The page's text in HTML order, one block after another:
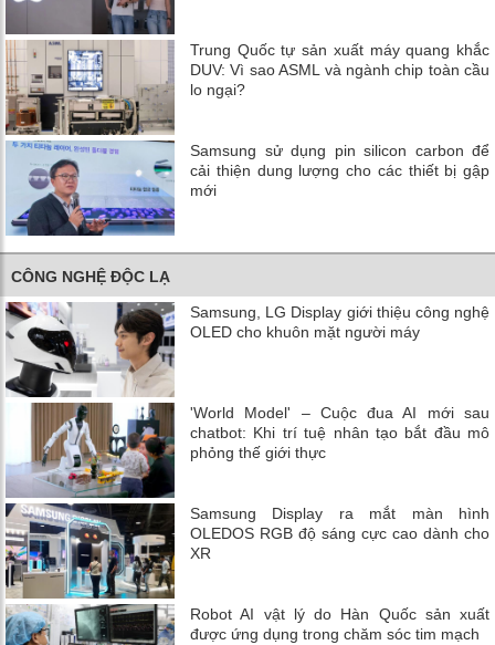
Trung Quốc tự sản xuất máy quang khắc
DUV: Vì sao ASML và ngành chip toàn cầu
lo ngại?
Samsung sử dụng pin silicon carbon để
cải thiện dung lượng cho các thiết bị gập
mới
CÔNG NGHỆ ĐỘC LẠ
Samsung, LG Display giới thiệu công nghệ
OLED cho khuôn mặt người máy
'World Model' – Cuộc đua AI mới sau
chatbot: Khi trí tuệ nhân tạo bắt đầu mô
phỏng thế giới thực
Samsung Display ra mắt màn hình
OLEDOS RGB độ sáng cực cao dành cho
XR
Robot AI vật lý do Hàn Quốc sản xuất
được ứng dụng trong chăm sóc tim mạch